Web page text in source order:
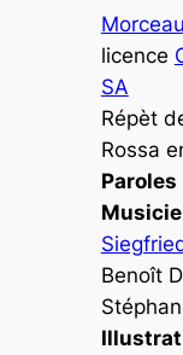
Morceau
licence
SA
Répèt
Rossa
Paroles
Benoît